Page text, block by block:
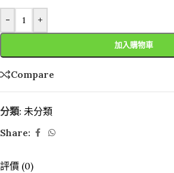
- +
加入購物車
Compare
分類: 未分類
Share:
評價 (0)